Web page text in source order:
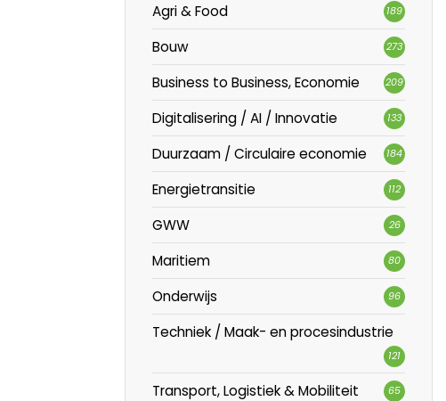
Agri & Food 189
Bouw 273
Business to Business, Economie 209
Digitalisering / AI / Innovatie 133
Duurzaam / Circulaire economie 184
Energietransitie 112
GWW 26
Maritiem 80
Onderwijs 96
Techniek / Maak- en procesindustrie
121
Transport, Logistiek & Mobiliteit 65